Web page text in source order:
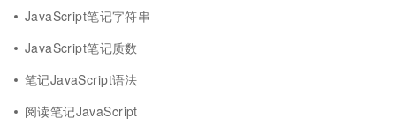
JavaScript笔记字符串
JavaScript笔记质数
笔记JavaScript语法
阅读笔记JavaScript